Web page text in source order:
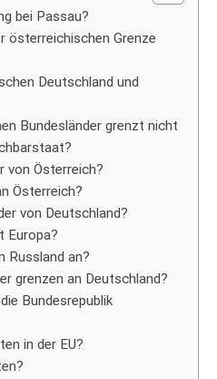
bei Passau?
österreichischen Grenze
Deutschland und
Bundesländer grenzt nicht
von Österreich?
Österreich?
von Deutschland?
Europa?
Russland an?
grenzen an Deutschland?
Bundesrepublik
in der EU?